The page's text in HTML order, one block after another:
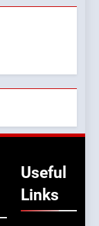
Useful
Links